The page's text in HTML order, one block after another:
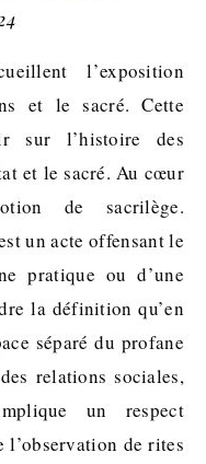
et le sacré. Cette
sur l’histoire des
et le sacré. Au cœur
de sacrilège.
un acte offensant le
pratique ou d’une
la définition qu’en
séparé du profane
relations sociales,
un respect
de rites